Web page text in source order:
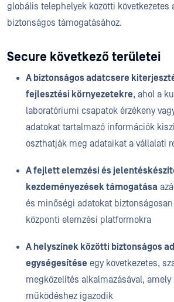
globális telephelyek közötti következetes
biztonságos támogatásához.
Secure következő területei
A biztonságos adatcsere
fejlesztési környezetekre, ahol a
laboratóriumi csapatok érzékeny
adatokat tartalmazó információk
oszthatják meg adataikat a vállalati
A fejlett elemzési és
kezdeményezések támogatása
és minőségi adatokat
központi elemzési platformokra
A helyszínek közötti biztonságos
egységesítése egy következetes,
megközelítés alkalmazásával, amely
működéshez igazodik